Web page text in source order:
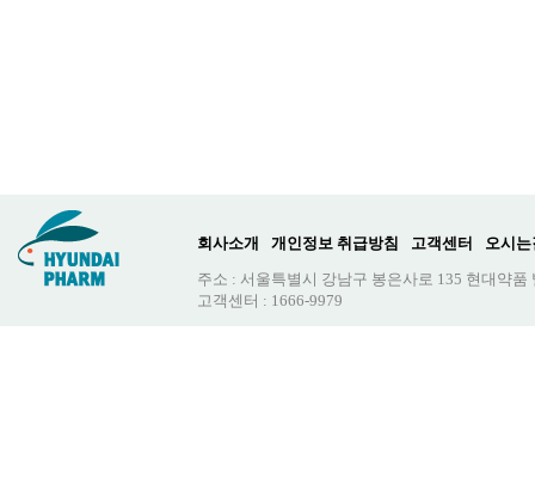
회사소개 개인정보 취급방침 고객센터
오시는
주소 : 서울특별시 강남구 봉은사로 135 현대약품
고객센터 : 1666-9979